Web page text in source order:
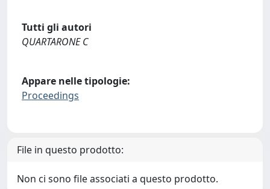
Tutti gli autori
QUARTARONE C
Appare nelle tipologie:
Proceedings
File in questo prodotto:
Non ci sono file associati a questo prodotto.